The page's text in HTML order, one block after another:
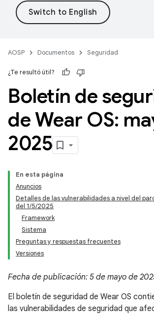
AOSP Documentos Seguridad
¿Te resultó útil?
Boletín de
de Wear OS:
2025
En esta página
Anuncios
Detalles de las vulnerabilidades a nivel del
del 1/5/2025
Framework
Sistema
Preguntas y respuestas frecuentes
Versiones
Fecha de publicación: 5 de mayo de
El boletín de seguridad de Wear OS
las vulnerabilidades de seguridad que